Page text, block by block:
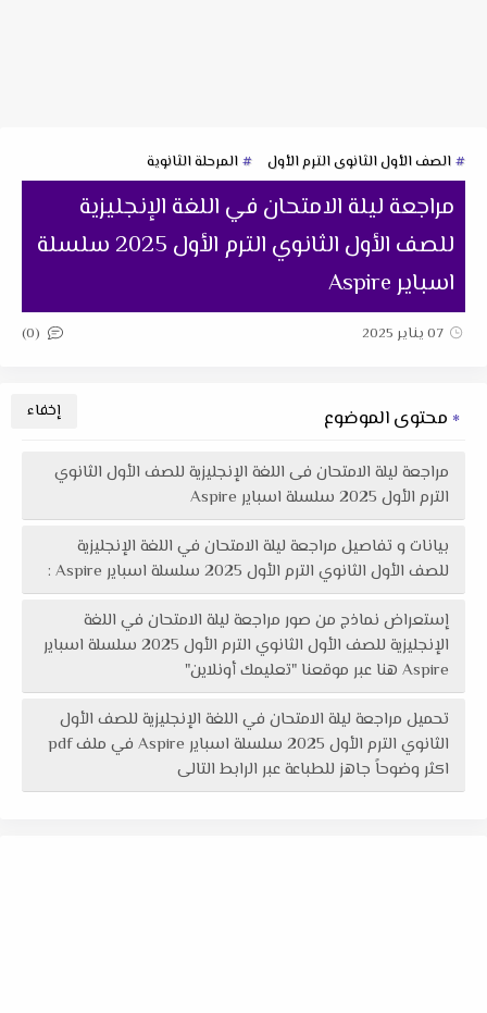
الصف الأول الثانوى الترم الأول المرحلة الثانوية
مراجعة ليلة الامتحان في اللغة الإنجليزية
للصف الأول الثانوي الترم الأول 2025 سلسلة
اسباير Aspire
07 يناير 2025 (0)
محتوى الموضوع
مراجعة ليلة الامتحان فى اللغة الإنجليزية للصف الأول الثانوي
الترم الأول 2025 سلسلة اسباير Aspire
بيانات و تفاصيل مراجعة ليلة الامتحان في اللغة الإنجليزية
للصف الأول الثانوي الترم الأول 2025 سلسلة اسباير Aspire :
إستعراض نماذج من صور مراجعة ليلة الامتحان في اللغة
الإنجليزية للصف الأول الثانوي الترم الأول 2025 سلسلة اسباير
Aspire هنا عبر موقعنا "تعليمك أونلاين"
تحميل مراجعة ليلة الامتحان في اللغة الإنجليزية للصف الأول
الثانوي الترم الأول 2025 سلسلة اسباير Aspire في ملف pdf
اكثر وضوحاً جاهز للطباعة عبر الرابط التالى